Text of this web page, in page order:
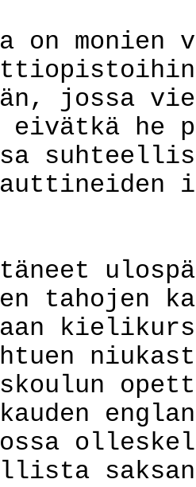
on
jossa
eivätkä he
tahojen